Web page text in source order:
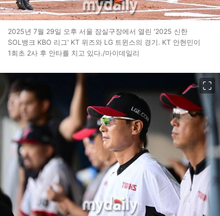
2025년 7월 29일 오후 서울 잠실구장에서 열린 '2025 신한
SOL뱅크 KBO 리그' KT 위즈와 LG 트윈스의 경기. KT 안현민이
1회초 2사 후 안타를 치고 있다./마이데일리